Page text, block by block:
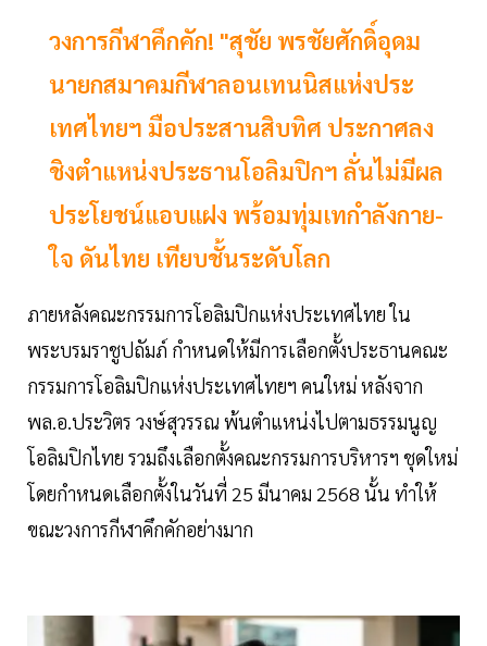
วงการกีฬาคึกคัก! "สุชัย พรชัยศักดิ์อุดม
นายกสมาคมกีฬาลอนเทนนิสแห่งประ
เทศไทยฯ มือประสานสิบทิศ ประกาศลง
ชิงตำแหน่งประธานโอลิมปิกฯ ลั่นไม่มีผล
ประโยชน์แอบแฝง พร้อมทุ่มเทกำลังกาย-
ใจ ดันไทย เทียบชั้นระดับโลก
ภายหลังคณะกรรมการโอลิมปิกแห่งประเทศไทย ใน
พระบรมราชูปถัมภ์ กำหนดให้มีการเลือกตั้งประธานคณะ
กรรมการโอลิมปิกแห่งประเทศไทยฯ คนใหม่ หลังจาก
พล.อ.ประวิตร วงษ์สุวรรณ พ้นตำแหน่งไปตามธรรมนูญ
โอลิมปิกไทย รวมถึงเลือกตั้งคณะกรรมการบริหารฯ ชุดใหม่
โดยกำหนดเลือกตั้งในวันที่ 25 มีนาคม 2568 นั้น ทำให้
ขณะวงการกีฬาคึกคักอย่างมาก